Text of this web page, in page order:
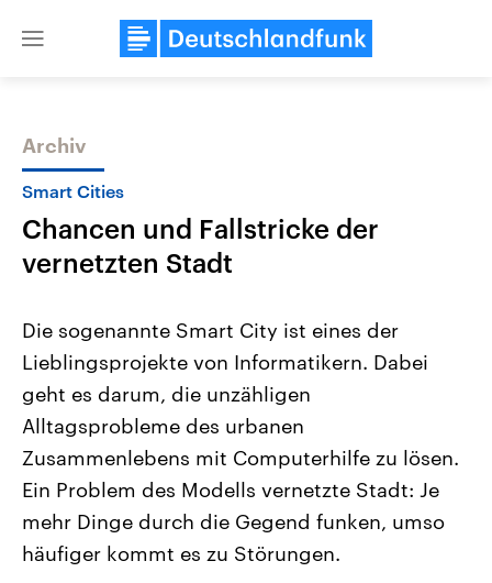
Close
Themen
Landtagswahl Sachsen-Anhalt
2026
Alle Informationen
Sachsen-Anhalt wählt am 6.
September 2026 einen neuen
Landtag. Seit 2021 wird das
Bundesland von einer Koalition aus
Umfragen, Prognosen,
Wahlprogramme, aktuelle Berichte
und Hintergründe zu den Parteien
Aktuelle Beiträge,
Wirtschaftlich und
gehören die Vereinigten
den mächtigsten Ländern
mit großem Einfluss auf
Sendungen Programm Podcasts
Archiv
Smart Cities
Chancen und Fallstricke der
vernetzten Stadt
Die sogenannte Smart City ist eines der
Lieblingsprojekte von Informatikern. Dabei
geht es darum, die unzähligen
Alltagsprobleme des urbanen
Zusammenlebens mit Computerhilfe zu lösen.
Ein Problem des Modells vernetzte Stadt: Je
mehr Dinge durch die Gegend funken, umso
häufiger kommt es zu Störungen.